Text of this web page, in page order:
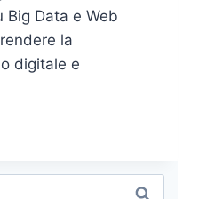
Data e Web
la
digitale e